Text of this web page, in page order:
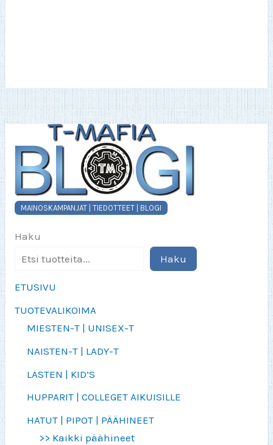
MAINOSKAMPANJAT | TIEDOTTEET | BLOGI
Haku
Haku
ETUSIVU
TUOTEVALIKOIMA
MIESTEN-T | UNISEX-T
NAISTEN-T | LADY-T
LASTEN | KID’S
HUPPARIT | COLLEGET AIKUISILLE
HATUT | PIPOT | PÄÄHINEET
>> Kaikki päähineet